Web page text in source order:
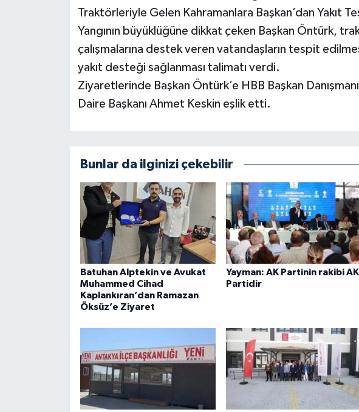
Traktörleriyle Gelen Kahramanlara Başkan’dan Yakıt
Yangının büyüklüğüne dikkat çeken Başkan Öntürk,
çalışmalarına destek veren vatandaşların tespit
yakıt desteği sağlanması talimatı verdi.
Ziyaretlerinde Başkan Öntürk’e HBB Başkan
Daire Başkanı Ahmet Keskin eşlik etti.
Bunlar da ilginizi çekebilir
Batuhan Alptekin ve Avukat
Muhammed Cihad
Kaplankıran’dan Ramazan
Öksüz’e Ziyaret
Yayman: AK Partinin rakibi AK
Partidir